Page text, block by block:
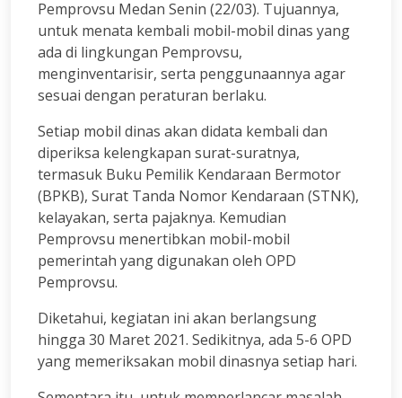
Pemprovsu Medan Senin (22/03). Tujuannya,
untuk menata kembali mobil-mobil dinas yang
ada di lingkungan Pemprovsu,
menginventarisir, serta penggunaannya agar
sesuai dengan peraturan berlaku.
Setiap mobil dinas akan didata kembali dan
diperiksa kelengkapan surat-suratnya,
termasuk Buku Pemilik Kendaraan Bermotor
(BPKB), Surat Tanda Nomor Kendaraan (STNK),
kelayakan, serta pajaknya. Kemudian
Pemprovsu menertibkan mobil-mobil
pemerintah yang digunakan oleh OPD
Pemprovsu.
Diketahui, kegiatan ini akan berlangsung
hingga 30 Maret 2021. Sedikitnya, ada 5-6 OPD
yang memeriksakan mobil dinasnya setiap hari.